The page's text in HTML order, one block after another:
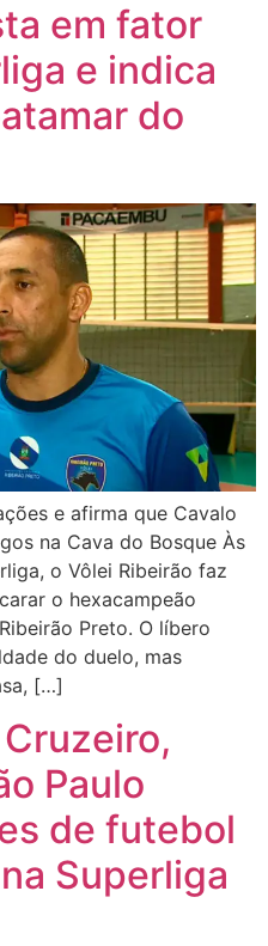
em fator
e indica
do
e afirma que Cavalo
na Cava do Bosque Às
o Vôlei Ribeirão faz
o hexacampeão
Preto. O líbero
do duelo, mas
[…]
Paulo
de futebol
Superliga